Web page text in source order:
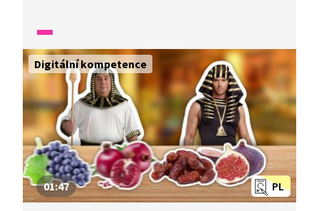
Digitální kompetence
PL
01:47